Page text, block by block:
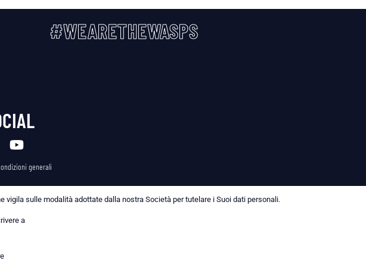
#WEARETHEWASPS
generali
vigila sulle modalità adottate dalla nostra Società per tutelare i Suoi dati personali.
a